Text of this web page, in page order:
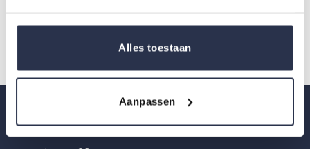
Alles toestaan
Aanpassen